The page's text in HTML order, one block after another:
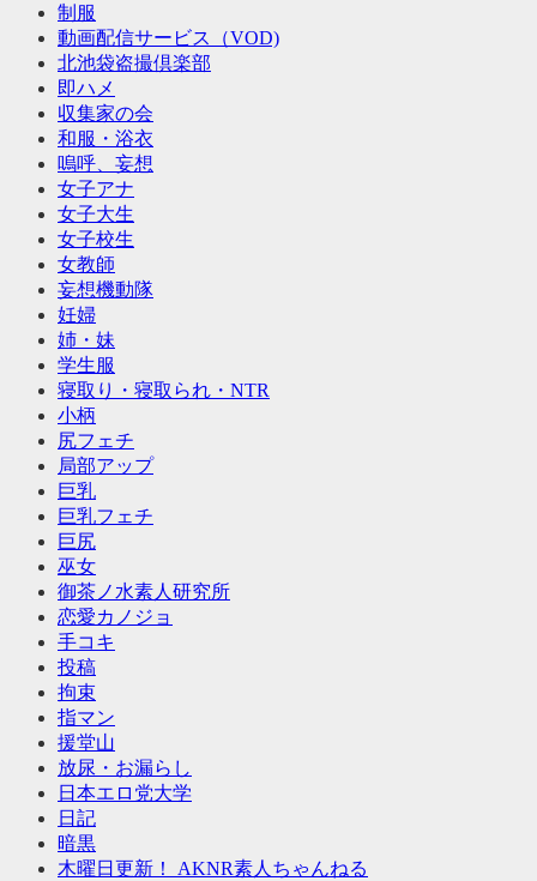
制服
動画配信サービス（VOD)
北池袋盗撮倶楽部
即ハメ
収集家の会
和服・浴衣
嗚呼、妄想
女子アナ
女子大生
女子校生
女教師
妄想機動隊
妊婦
姉・妹
学生服
寝取り・寝取られ・NTR
小柄
尻フェチ
局部アップ
巨乳
巨乳フェチ
巨尻
巫女
御茶ノ水素人研究所
恋愛カノジョ
手コキ
投稿
拘束
指マン
援堂山
放尿・お漏らし
日本エロ党大学
日記
暗黒
木曜日更新！ AKNR素人ちゃんねる